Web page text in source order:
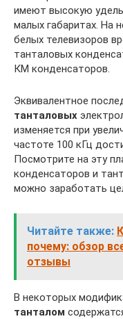
имеют высокую
малых габаритах. На
белых телевизоров
танталовых
КМ конденсаторов.
Эквивалентное
танталовых
изменяется при
частоте 100 кГц
Посмотрите на эту
конденсаторов и
можно заработать
Читайте также:
почему: обзор
отзывы
В некоторых
танталом